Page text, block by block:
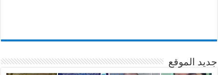
جديد الموقع